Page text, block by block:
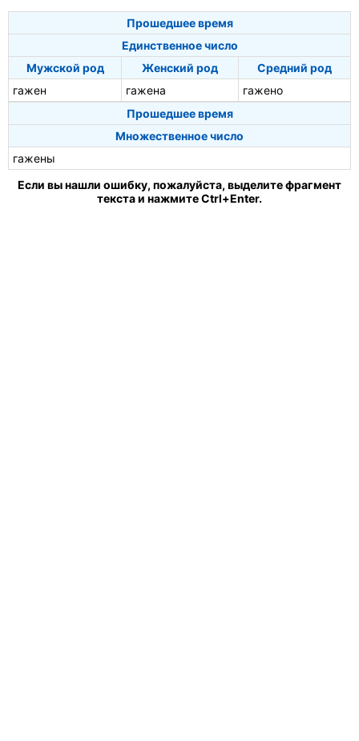
Прошедшее время
Единственное число
Мужской род
Женский род
Средний род
гажен
гажена
гажено
Прошедшее время
Множественное число
гажены
Если вы нашли ошибку, пожалуйста, выделите фрагмент
текста и нажмите Ctrl+Enter.